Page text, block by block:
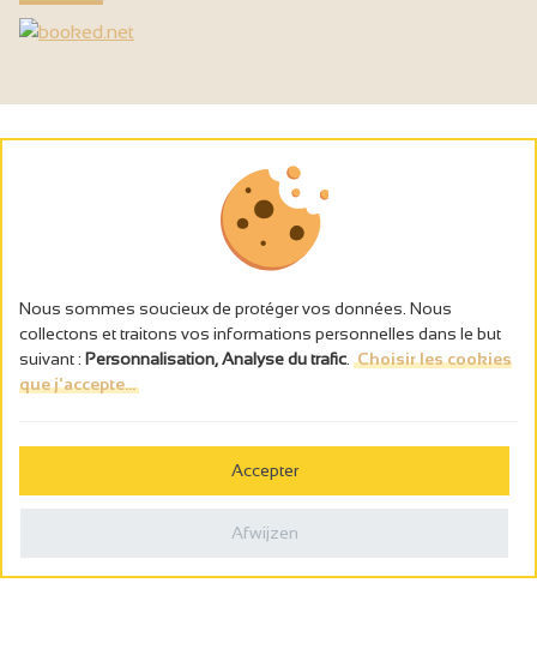
L’abus d’alcool est dangereux pour la santé, à consommer avec
Politique de confidentialité
Nous sommes soucieux de protéger vos données. Nous
collectons et traitons vos informations personnelles dans le but
suivant : Personnalisation, Analyse du trafic Choisir les cookies
que j'accepte...
Accepter
Afwijzen